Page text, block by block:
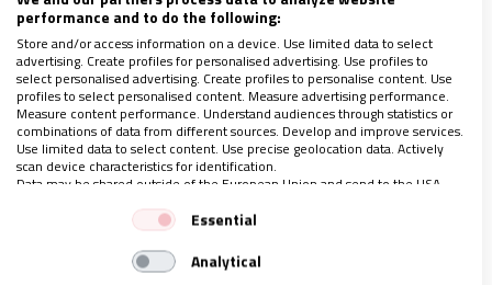
en todo momento con nuestros actos , con nuestros
pensamientos, compartiendo gestos de amor y
como lo mencionó constantemente Jesucristo,
dando ánimo.
Una acción pequeña puede transformar la vida de
y si comprendiéramos lo valioso que es
esto, seguramente haríamos más acciones buenas
performance and to do the following:
Store and/or access information on a device. Use limited data to select
advertising. Create profiles for personalised advertising. Use profiles to
select personalised advertising. Create profiles to personalise content. Use
profiles to select personalised content. Measure advertising performance.
Measure content performance. Understand audiences through statistics or
combinations of data from different sources. Develop and improve services.
Use limited data to select content. Use precise geolocation data. Actively
scan device characteristics for identification.
Data may be shared outside of the European Union and send to the USA.
Your consent and the cookie policy applies solely to this website/app.
View Partner List (1 IAB Vendors)
We use your data for the following purposes:
Essential
Analytical